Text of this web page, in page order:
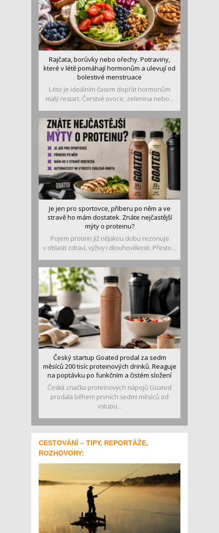
Rajčata, borůvky nebo ořechy. Potraviny,
které v létě pomáhají hormonům a ulevují od
bolestivé menstruace
Léto je ideálním časem dopřát hormonům
malý restart. Čerstvé ovoce, zelenina nebo...
Je jen pro sportovce, přiberu po něm a ve
stravě ho mám dostatek. Znáte nejčastější
mýty o proteinu?
Pojem protein již nějakou dobu rezonuje
v oblasti zdraví, výživy i dlouhověkosti. Přesto...
Český startup Goated prodal za sedm
měsíců 200 tisíc proteinových drinků. Reaguje
na poptávku po funkčním a čistém složení
Česká značka proteinových nápojů Goated
prodala během prvních sedmi měsíců od
vstupu...
CESTOVÁNÍ – TIPY, REPORTÁŽE,
ROZHOVORY: